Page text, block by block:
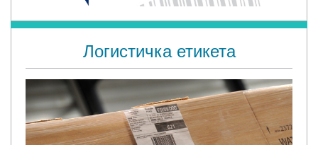
Логистичка етикета